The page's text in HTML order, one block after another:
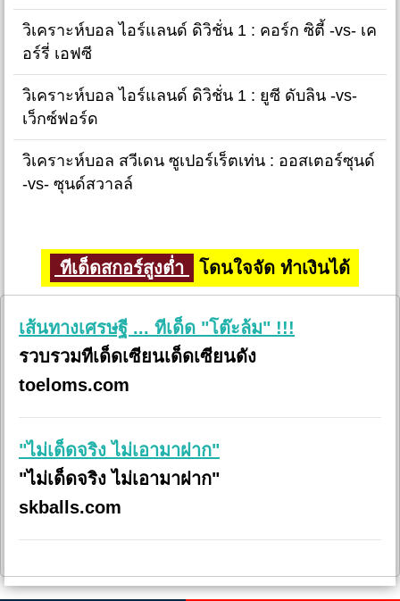
วิเคราะห์บอล ไอร์แลนด์ ดิวิชั่น 1 : คอร์ก ซิตี้ -vs- เค
อร์รี่ เอฟซี
วิเคราะห์บอล ไอร์แลนด์ ดิวิชั่น 1 : ยูซี ดับลิน -vs-
เว็กซ์ฟอร์ด
วิเคราะห์บอล สวีเดน ซูเปอร์เร็ตเท่น : ออสเตอร์ซุนด์
-vs- ซุนด์สวาลล์
ทีเด็ดสกอร์สูงต่ำ โดนใจจัด ทำเงินได้
เส้นทางเศรษฐี ... ทีเด็ด "โต๊ะล้ม" !!!
รวบรวมทีเด็ดเซียนเด็ดเซียนดัง
toeloms.com
"ไม่เด็ดจริง ไม่เอามาฝาก"
"ไม่เด็ดจริง ไม่เอามาฝาก"
skballs.com